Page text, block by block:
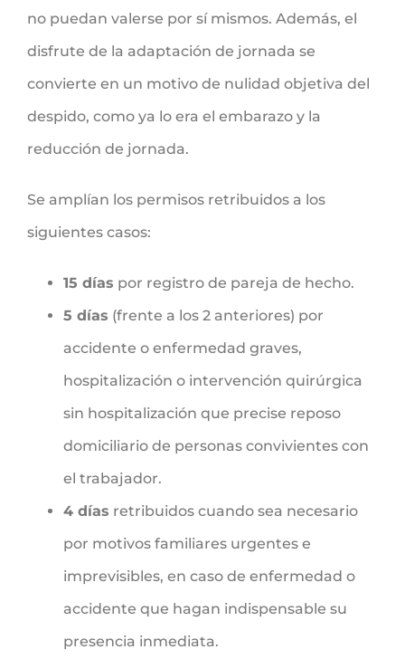
no puedan valerse por sí mismos. Además, el
disfrute de la adaptación de jornada se
convierte en un motivo de nulidad objetiva del
despido, como ya lo era el embarazo y la
reducción de jornada.
Se amplían los permisos retribuidos a los
siguientes casos:
15 días por registro de pareja de hecho.
5 días (frente a los 2 anteriores) por
accidente o enfermedad graves,
hospitalización o intervención quirúrgica
sin hospitalización que precise reposo
domiciliario de personas convivientes con
el trabajador.
4 días retribuidos cuando sea necesario
por motivos familiares urgentes e
imprevisibles, en caso de enfermedad o
accidente que hagan indispensable su
presencia inmediata.